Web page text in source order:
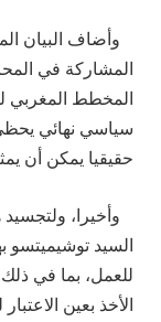
وأضاف البيان
المشاركة في
المخطط المغربي
سياسي نهائي يحظى
حقيقيا يمكن أن
وأخيرا،
السيد توشيميتسو
للعمل، بما في
الأخذ بعين